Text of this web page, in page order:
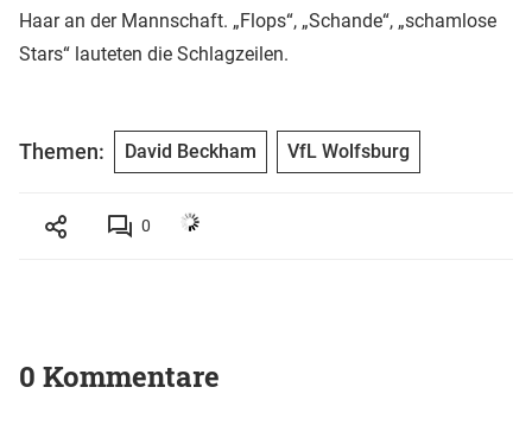
Haar an der Mannschaft. „Flops“, „Schande“, „schamlose
Stars“ lauteten die Schlagzeilen.
Themen: David Beckham VfL Wolfsburg
0
0 Kommentare